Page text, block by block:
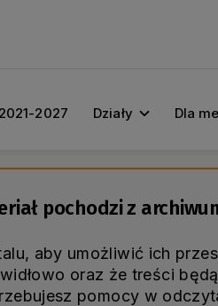
2027 Działy Dla
pochodzi z
aby umożliwić ich
oraz że treści
pomocy w